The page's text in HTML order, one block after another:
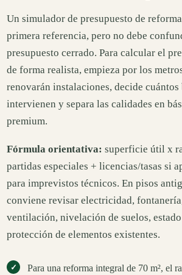
Un simulador de presupuesto de
primera referencia, pero no debe
presupuesto cerrado. Para calcular el
de forma realista, empieza por los
renovarán instalaciones, decide cuántos
intervienen y separa las calidades en
premium.
Fórmula orientativa: superficie útil x
partidas especiales + licencias/tasas si
para imprevistos técnicos. En pisos
conviene revisar electricidad,
ventilación, nivelación de suelos,
protección de elementos existentes.
Para una reforma integral de 70 m², el